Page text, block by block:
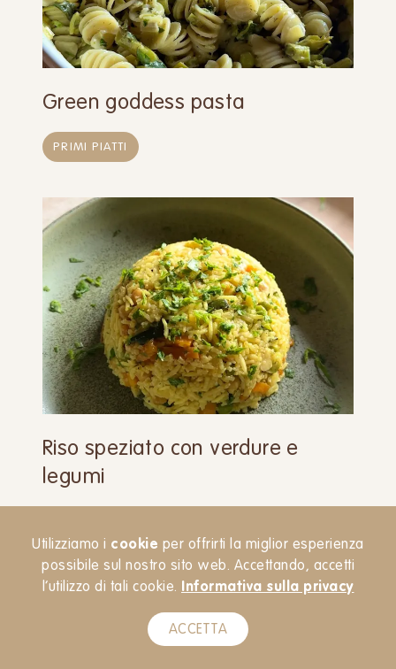
Utilizziamo i cookie per offrirti la miglior esperienza
possibile sul nostro sito web. Accettando, accetti
l’utilizzo di tali cookie. Informativa sulla privacy
ACCETTA
Green goddess pasta
PRIMI PIATTI
Riso speziato con verdure e
legumi